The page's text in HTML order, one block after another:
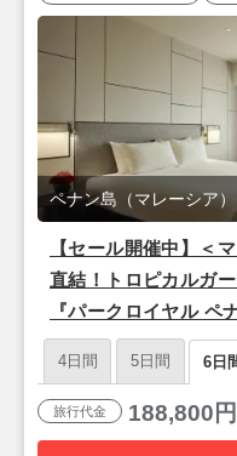
【セール開催中】＜
直結！トロピカルガ
『パークロイヤル ペ
ペナン島（マレーシア
4日間 5日間 6日
旅行代金 188,800